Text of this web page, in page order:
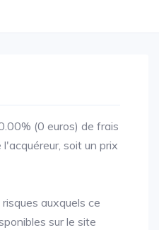
(0 euros) de frais
soit un prix
auxquels ce
sur le site